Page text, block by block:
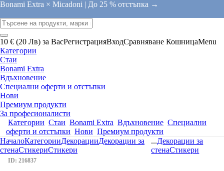
Bonami Extra × Micadoni | До 25 % отстъпка →
10 € (20 Лв) за ВасРегистрацияВходСравняване КошницаMenu
Категории
Стаи
Bonami Extra
Вдъхновение
Специални оферти и отстъпки
Нови
Премиум продукти
За професионалисти
Категории Стаи Bonami Extra Вдъхновение Специални
оферти и отстъпки Нови Премиум продукти
НачалоКатегорииДекорацииДекорации за
стенаСтикериСтикери
...Декорации за
стенаСтикери
ID: 216837